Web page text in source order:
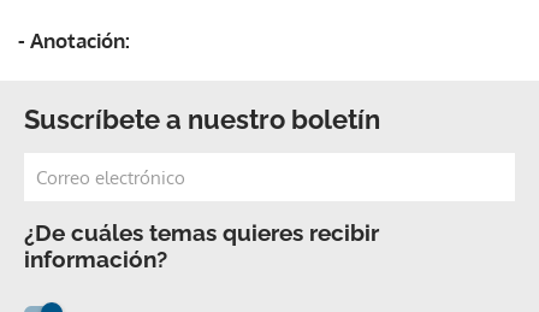
- Anotación:
Suscríbete a nuestro boletín
¿De cuáles temas quieres recibir
información?